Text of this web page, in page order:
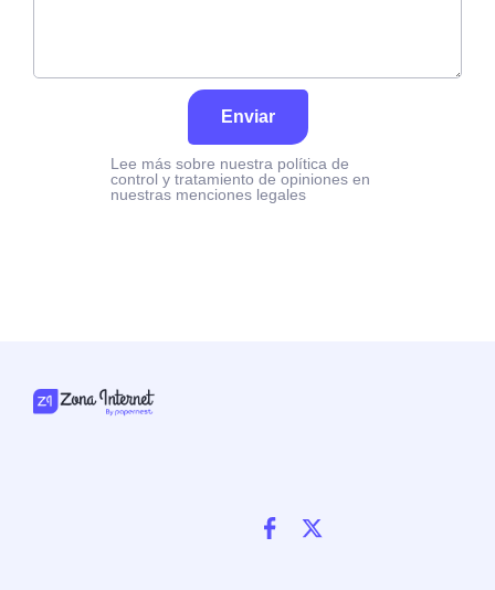
Enviar
Lee más sobre nuestra política de
control y tratamiento de opiniones en
nuestras menciones legales